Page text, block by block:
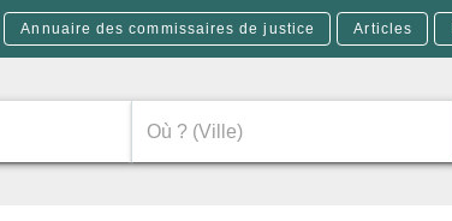
Annuaire des commissaires de justice Articles